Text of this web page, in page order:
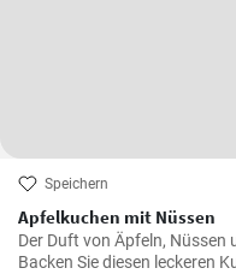
Speichern
Apfelkuchen mit Nüssen
Der Duft von Äpfeln,
Backen Sie diesen leckeren